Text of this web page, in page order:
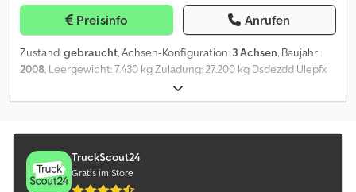
our newsletter for weekly updates on our stock.
Preisinfo Anrufen
Zustand:gebraucht, Achsen-Konfiguration: 3 Achsen, Baujahr:
2008, Leergewicht: 7.430 kg Zuladung: 27.200 kg Dsdezdd Ulepfx
TruckScout24
Gratis im Store